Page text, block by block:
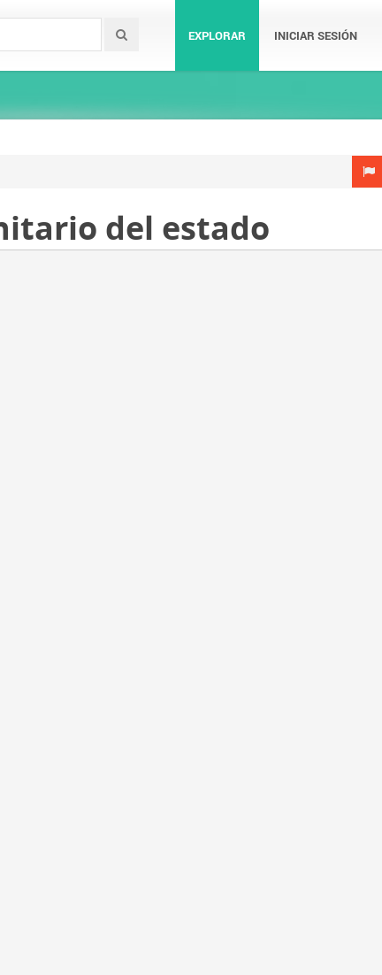
EXPLORAR INICIAR SESIÓN
del estado